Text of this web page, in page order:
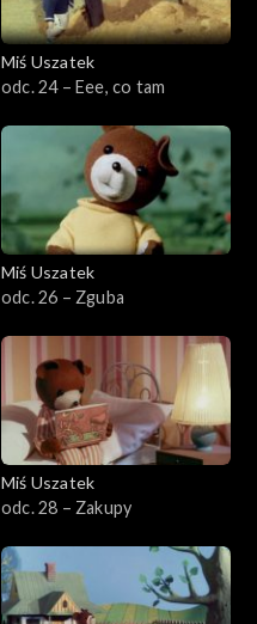
Miś Uszatek
odc. 24 – Eee, co tam
Miś Uszatek
odc. 26 – Zguba
Miś Uszatek
odc. 28 – Zakupy